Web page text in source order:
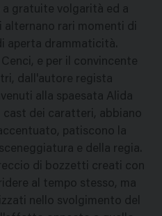
gratuite volgarità ed a
alternano rari momenti di
aperta drammaticità.
e per il convincente
dall'autore regista
alla spaesata Alida
cast dei caratteri, abbiano
patiscono la
e della regia.
di bozzetti creati con
al tempo stesso, ma
nello svolgimento del